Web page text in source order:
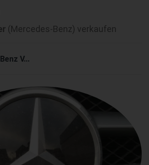
(Mercedes-Benz) verkaufen
V...